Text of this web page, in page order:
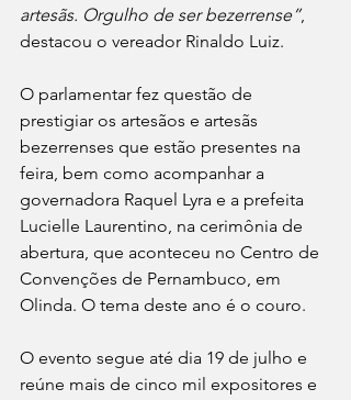
artesãs. Orgulho de ser bezerrense”,
destacou o vereador Rinaldo Luiz.
O parlamentar fez questão de
prestigiar os artesãos e artesãs
bezerrenses que estão presentes na
feira, bem como acompanhar a
governadora Raquel Lyra e a prefeita
Lucielle Laurentino, na cerimônia de
abertura, que aconteceu no Centro de
Convenções de Pernambuco, em
Olinda. O tema deste ano é o couro.
O evento segue até dia 19 de julho e
reúne mais de cinco mil expositores e